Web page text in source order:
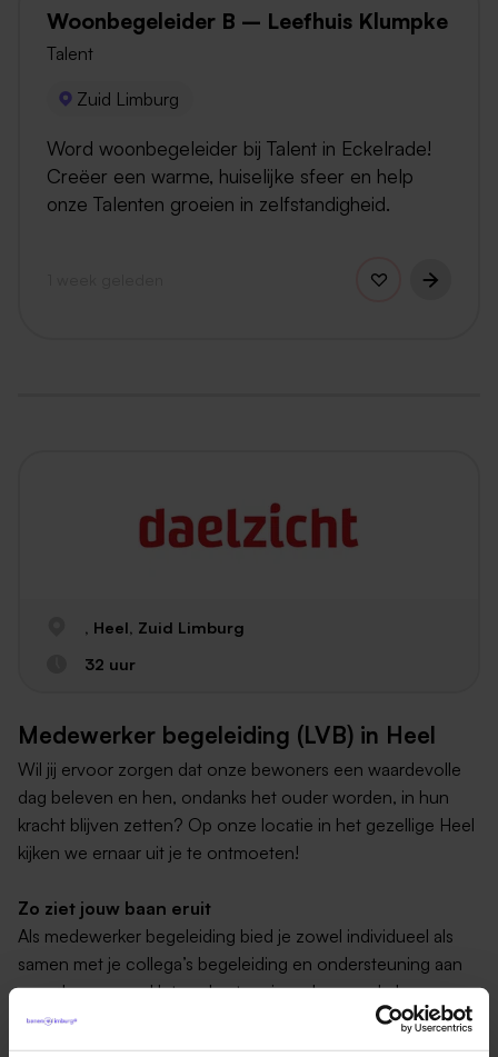
Woonbegeleider B – Leefhuis Klumpke
Talent
Zuid Limburg
Word woonbegeleider bij Talent in Eckelrade!
Creëer een warme, huiselijke sfeer en help
onze Talenten groeien in zelfstandigheid.
, Heel, Zuid Limburg
32 uur
Medewerker begeleiding (LVB) in Heel
Wil jij ervoor zorgen dat onze bewoners een waardevolle
dag beleven en hen, ondanks het ouder worden, in hun
kracht blijven zetten? Op onze locatie in het gezellige Heel
kijken we ernaar uit je te ontmoeten!
Zo ziet jouw baan eruit
Als medewerker begeleiding bied je zowel individueel als
samen met je collega’s begeleiding en ondersteuning aan
onze bewoners. Het ondersteuningsplan van de bewoner
geeft richting aan de zorg en dienstverlening die je biedt.